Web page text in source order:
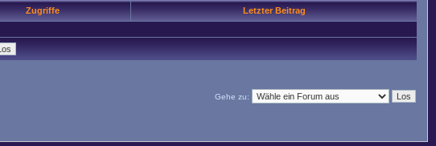
Zugriffe Letzter Beitrag
Gehe zu: